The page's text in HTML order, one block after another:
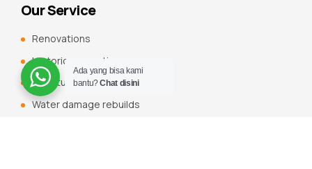
Our Service
Renovations
Historic renovations
Constuction additions
Water damage rebuilds
Ada yang bisa kami
bantu?Chat disini